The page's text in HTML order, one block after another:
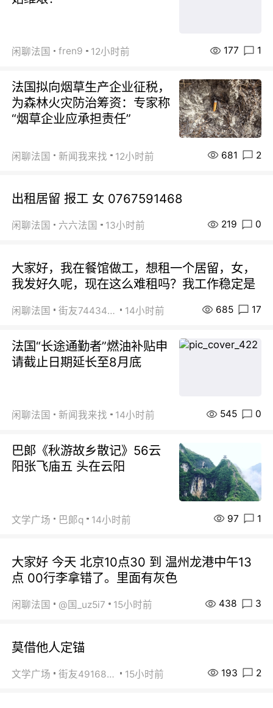
闲聊法国 fren9 12小时前 177 1
法国拟向烟草生产企业征税，
为森林火灾防治筹资：专家称
“烟草企业应承担责任”
闲聊法国 新闻我来找 12小时前 681 2
出租居留 报工 女 0767591468
闲聊法国 六六法国 13小时前 219 0
大家好，我在餐馆做工，想租一个居留，女，
我发好久呢，现在这么难租吗？我工作稳定是
闲聊法国 街友74434350 14小时前 685 17
法国“长途通勤者”燃油补贴申
请截止日期延长至8月底
闲聊法国 新闻我来找 14小时前 545 0
巴郞《秋游故乡散记》56云
阳张飞庙五 头在云阳
文学广场 巴郞q 14小时前 97 1
大家好 今天 北京10点30 到 温州龙港中午13
点 00行李拿错了。里面有灰色
闲聊法国 @国_uz5i7 15小时前 438 3
莫借他人定锚
文学广场 街友49168527 15小时前 193 2